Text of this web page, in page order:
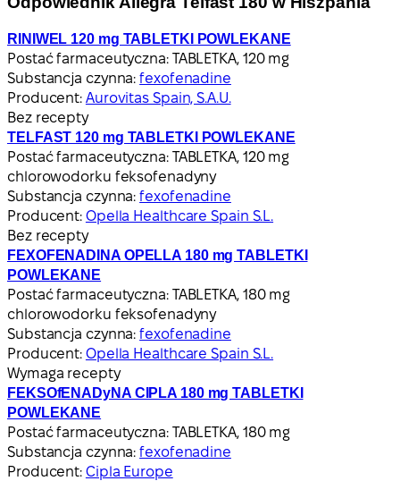
RINIWEL 120 mg TABLETKI POWLEKANE
Postać farmaceutyczna: TABLETKA, 120 mg
Substancja czynna:fexofenadine
Producent: Aurovitas Spain, S.A.U.
Bez recepty
TELFAST 120 mg TABLETKI POWLEKANE
Postać farmaceutyczna: TABLETKA, 120 mg
chlorowodorku feksofenadyny
Substancja czynna:fexofenadine
Producent: Opella Healthcare Spain S.L.
Bez recepty
FEXOFENADINA OPELLA 180 mg TABLETKI
POWLEKANE
Postać farmaceutyczna: TABLETKA, 180 mg
chlorowodorku feksofenadyny
Substancja czynna:fexofenadine
Producent: Opella Healthcare Spain S.L.
Wymaga recepty
FEKSOfENADyNA CIPLA 180 mg TABLETKI
POWLEKANE
Postać farmaceutyczna: TABLETKA, 180 mg
Substancja czynna:fexofenadine
Producent: Cipla Europe